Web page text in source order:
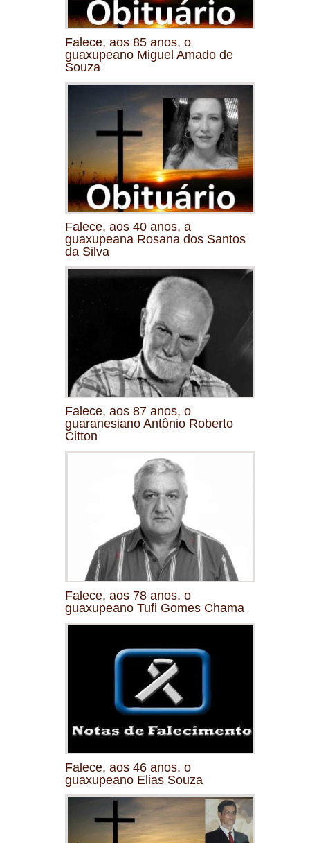
Falece, aos 85 anos, o
guaxupeano Miguel Amado de
Souza
Falece, aos 40 anos, a
guaxupeana Rosana dos Santos
da Silva
Falece, aos 87 anos, o
guaranesiano Antônio Roberto
Citton
Falece, aos 78 anos, o
guaxupeano Tufi Gomes Chama
Falece, aos 46 anos, o
guaxupeano Elias Souza